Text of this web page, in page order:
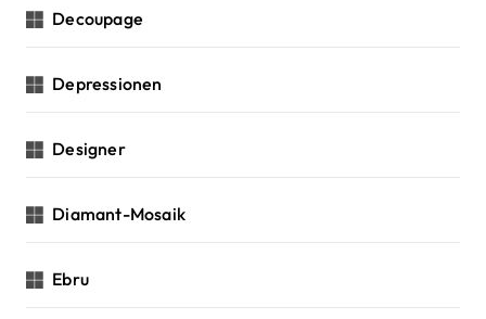
Decoupage
Depressionen
Designer
Diamant-Mosaik
Ebru